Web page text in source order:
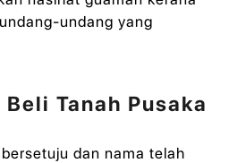
undang yang
Tanah Pusaka
dan nama telah